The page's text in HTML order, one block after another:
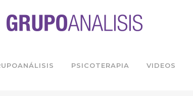
PSICOTERAPIA VIDEOS